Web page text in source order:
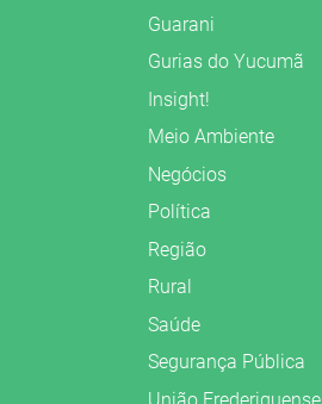
Guarani
Gurias do Yucumã
Insight!
Meio Ambiente
Negócios
Política
Região
Rural
Saúde
Segurança Pública